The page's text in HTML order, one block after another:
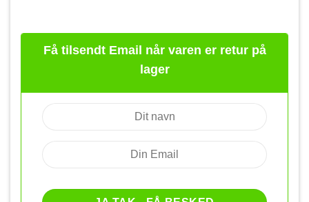
til
Få tilsendt Email når varen er retur på
lager